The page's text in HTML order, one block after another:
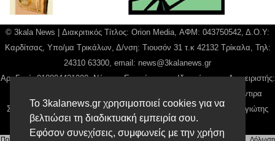
Το 3kalanews.gr χρησιμοποιεί cookies για να
βελτιώσει τη διαδικτυακή εμπειρία σου.
Εφόσον συνεχίσεις, συμφωνείς με την χρήση
© 3kala News | Διακριτικός Τίτλος: Orion Media, ΑΦΜ: 043750542, Δ.Ο.Υ:
Καρδίτσας, Υπο/μα Τρικάλων, Δ/νση: Τιουσόν 31 τ.κ 42132 Τρίκαλα, Τηλ:
24310 63300, email: news@3kalanews.gr
Αρ. Γεμή: 018804431000, Νόμιμος Εκπρόσωπος, Ιδιοκτήτης και Διαχειριστής:
Παναγιώτης Φιλίππου, Διευθύντρια: Γιαννουσά Βασιλική, Διευθύντιρα
Σύνταξης: Μπαλαμπάνη Βασιλική. Δικαιούχος domain name Παναγιώτης
Φιλίππου
Πολιτική απορρήτου Αίτηση Διαχείρισης Προσωπικών Δεδομένων |Όροι χρήσης Δήλωση